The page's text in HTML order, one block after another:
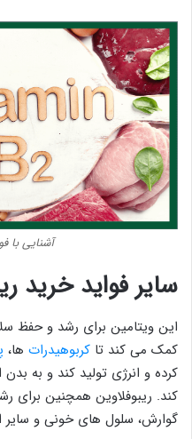
آشنایی با
سایر فواید خرید
این ویتامین برای رشد و حفظ
کمک می کند تا کربوهیدرات ها،
کرده و انرژی تولید کند و به
کند. ریبوفلاوین همچنین
گوارش، سلول های خونی و سایر